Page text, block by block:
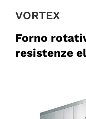
VORTEX
Forno
resistenze